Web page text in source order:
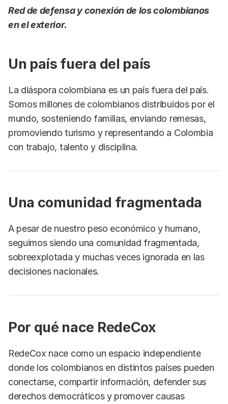
Red de defensa y conexión de los colombianos
en el exterior.
Un país fuera del país
La diáspora colombiana es un país fuera del país.
Somos millones de colombianos distribuidos por el
mundo, sosteniendo familias, enviando remesas,
promoviendo turismo y representando a Colombia
con trabajo, talento y disciplina.
Una comunidad fragmentada
A pesar de nuestro peso económico y humano,
seguimos siendo una comunidad fragmentada,
sobreexplotada y muchas veces ignorada en las
decisiones nacionales.
Por qué nace RedeCox
RedeCox nace como un espacio independiente
donde los colombianos en distintos países pueden
conectarse, compartir información, defender sus
derechos democráticos y promover causas